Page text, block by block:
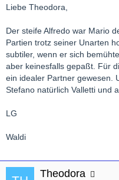
Liebe Theodora,
Der steife Alfredo war Mario
Partien trotz seiner Unarten
subtiler, wenn er sich
aber keinesfalls gepaßt. Für
ein idealer Partner gewesen.
Stefano natürlich Valletti und
LG
Waldi
Theodora